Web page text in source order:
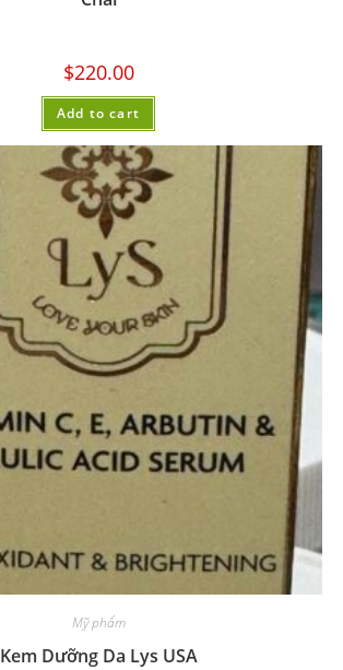
$220.00
Add to cart
Mỹ phẩm
Kem Dưỡng Da Lys USA